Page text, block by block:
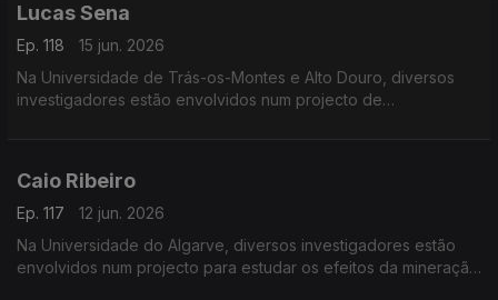
Lucas Sena
Ep. 118
15 jun. 2026
Na Universidade de Trás-os-Montes e Alto Douro, diversos
investigadores estão envolvidos num projecto de
Caio Ribeiro
Ep. 117
12 jun. 2026
Na Universidade do Algarve, diversos investigadores estão
envolvidos num projecto para estudar os efeitos da mineração